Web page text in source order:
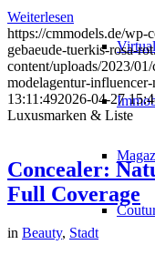
Weiterlesen
https://cmmodels.de/wp-
gebaeude-tuerkis-rosa-
content/uploads/2023/
modelagentur-influencer-
13:11:492026-04-27
Luxusmarken & Liste
Concealer:
Full Coverage
in Beauty, Stadt